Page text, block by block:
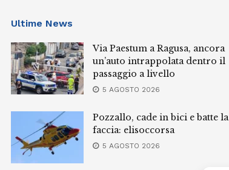
Ultime News
Via Paestum a Ragusa, ancora
un’auto intrappolata dentro il
passaggio a livello
5 AGOSTO 2026
Pozzallo, cade in bici e batte la
faccia: elisoccorsa
5 AGOSTO 2026